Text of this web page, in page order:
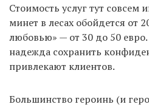
Стоимость услуг тут совсем
минет в лесах обойдется от
любовью» — от 30 до 50
надежда сохранить
привлекают клиентов.
Большинство героинь (и